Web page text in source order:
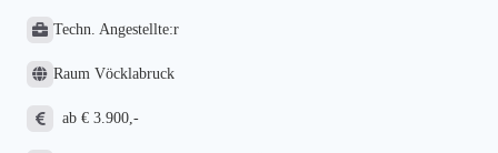
Techn. Angestellte:r
Raum Vöcklabruck
ab € 3.900,-